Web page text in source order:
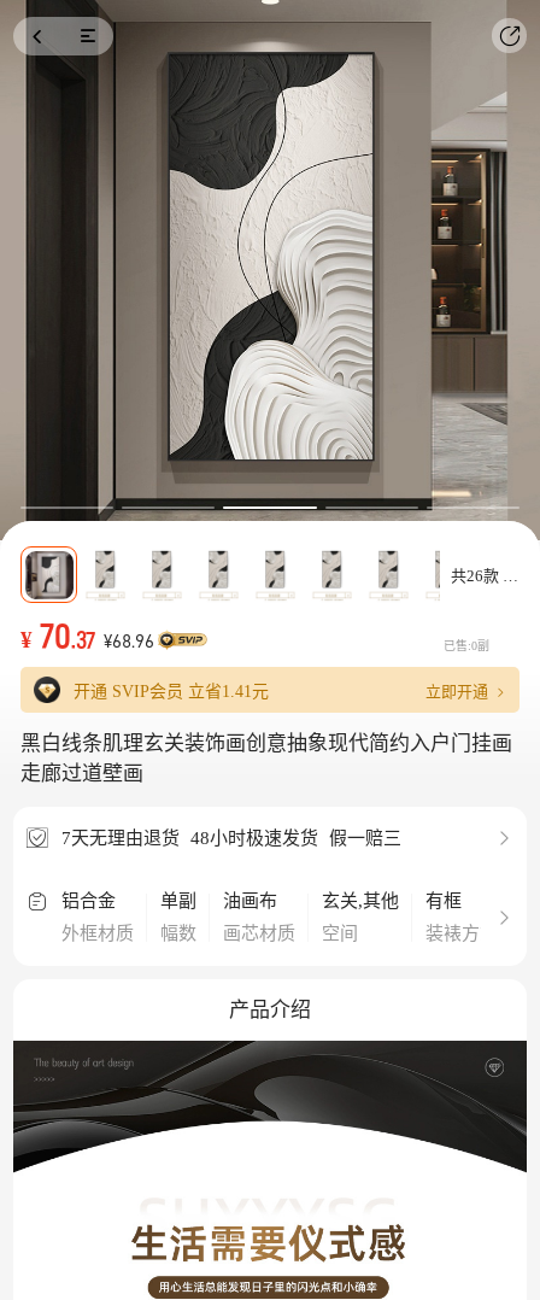
共26款
¥ 70.37 ¥68.96 已售:0副
开通 SVIP会员 立省1.41元 立即开通
黑白线条肌理玄关装饰画创意抽象现代简约入户门挂画
走廊过道壁画
7天无理由退货 48小时极速发货 假一赔三
铝合金
外框材质
单副
幅数
油画布
画芯材质
玄关,其他
空间
有框
装裱方式
产品介绍